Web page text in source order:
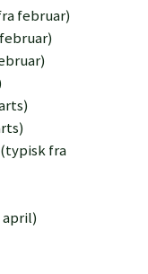
februar)
(typisk fra